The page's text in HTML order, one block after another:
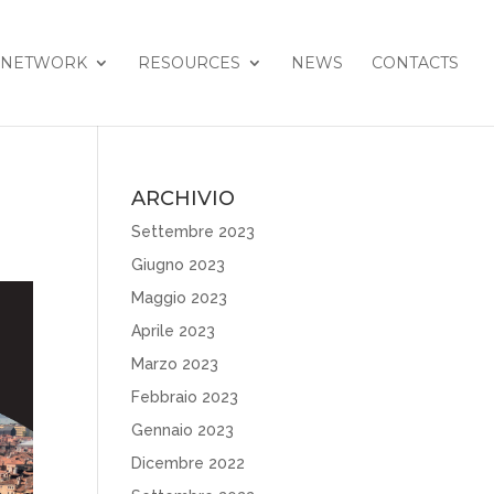
NETWORK RESOURCES NEWS CONTACTS
ARCHIVIO
Settembre 2023
Giugno 2023
Maggio 2023
Aprile 2023
Marzo 2023
Febbraio 2023
Gennaio 2023
Dicembre 2022